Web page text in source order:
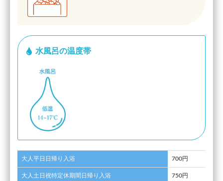
水風呂の温度帯
大人平日日帰り入浴 700円
大人土日祝特定休期間日帰り入浴 750円